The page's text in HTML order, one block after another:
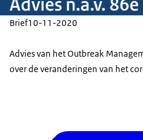
Brief10-11-2020
Advies van het Outbreak
over de veranderingen van het